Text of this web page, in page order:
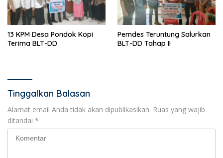
13 KPM Desa Pondok Kopi
Terima BLT-DD
Pemdes Teruntung Salurkan
BLT-DD Tahap II
Tinggalkan Balasan
Alamat email Anda tidak akan dipublikasikan. Ruas yang wajib
ditandai *